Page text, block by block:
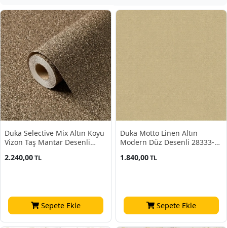
Duka Selective Mix Altın Koyu
Vizon Taş Mantar Desenli
M²
2.240,00TL
Sepete Ekle
Duka Motto Linen Altın
Modern Düz Desenli 28333-13
1.840,00TL
Sepete Ekle